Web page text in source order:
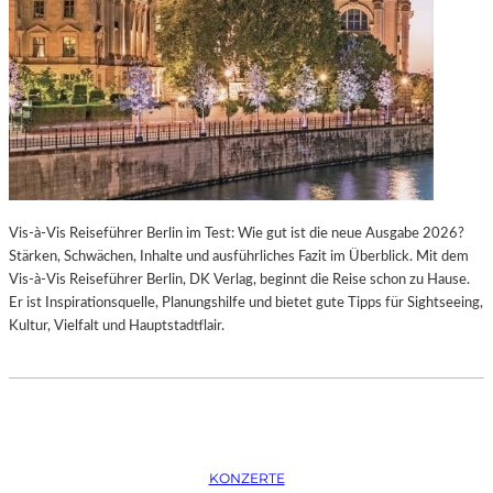
K
T
I
O
N
M
I
T
H
M
B
U
R
O
S
O
P
E
R
I
N
M
Ü
C
H
E
N
P
Vis-à-Vis Reiseführer Berlin im Test: Wie gut ist die neue Ausgabe 2026?
Stärken, Schwächen, Inhalte und ausführliches Fazit im Überblick. Mit dem
Vis-à-Vis Reiseführer Berlin, DK Verlag, beginnt die Reise schon zu Hause.
Er ist Inspirationsquelle, Planungshilfe und bietet gute Tipps für Sightseeing,
Kultur, Vielfalt und Hauptstadtflair.
KONZERTE